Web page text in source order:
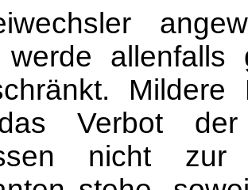
werde allenfalls
Verbot der
nicht zur